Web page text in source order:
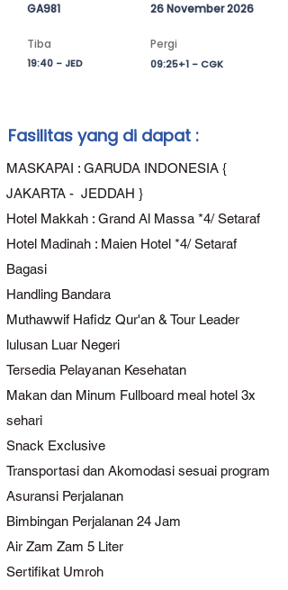
Didampingi Tour Leader Profesional dan
rangkaian ibadah jamaah akan berjalan
terarah, khusyuk, dan penuh nilai.
Allah menjadi perjalanan yang eksklusif
—menghadirkan kesan mendalam dan
keberkahan bagi seluruh keluarga.
GA981 26 November 2026
Tiba
19:40 - JED
Pergi
09:25+1 - CGK
Fasilitas yang di dapat :
MASKAPAI : GARUDA INDONESIA {
JAKARTA - JEDDAH }
Hotel Makkah : Grand Al Massa *4/ Setaraf
Hotel Madinah : Maien Hotel *4/ Setaraf
Bagasi
Handling Bandara
Muthawwif Hafidz Qur'an & Tour Leader
lulusan Luar Negeri
Tersedia Pelayanan Kesehatan
Makan dan Minum Fullboard meal hotel 3x
sehari
Snack Exclusive
Transportasi dan Akomodasi sesuai program
Asuransi Perjalanan
Bimbingan Perjalanan 24 Jam
Air Zam Zam 5 Liter
Sertifikat Umroh